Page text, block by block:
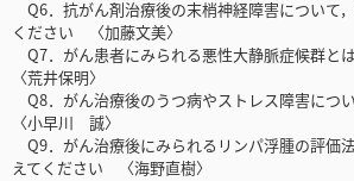
Q6．抗がん剤治療後の末梢神経障害について
ください 〈加藤文美〉
Q7．がん患者にみられる悪性大静脈症候群と
〈荒井保明〉
Q8．がん治療後のうつ病やストレス障害につ
〈小早川 誠〉
Q9．がん治療後にみられるリンパ浮腫の評
えてください 〈海野直樹〉